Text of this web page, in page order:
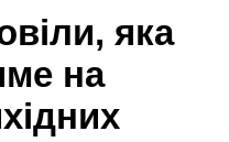
яка
на